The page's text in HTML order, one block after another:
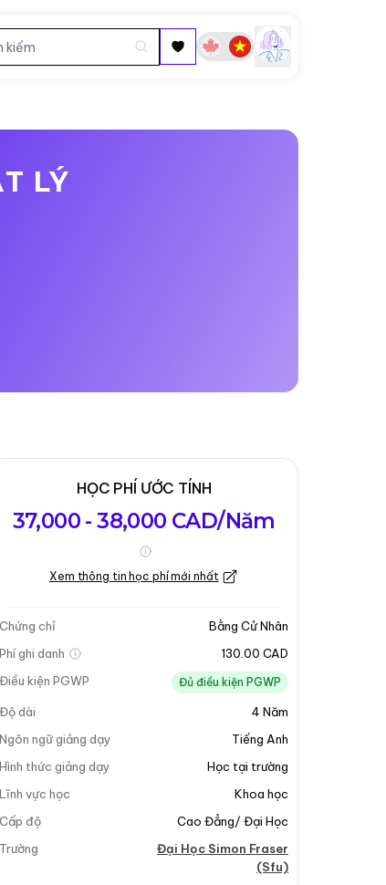
LÝ
HỌC PHÍ ƯỚC TÍNH
37,000 - 38,000 CAD/Năm
Xem thông tin học phí mới nhất
Chứng chỉ
Bằng Cử Nhân
Phí ghi danh
130.00 CAD
Điều kiện PGWP
Đủ điều kiện PGWP
Độ dài 4 Năm
Ngôn ngữ giảng dạy
Tiếng Anh
Hình thức giảng dạy
Học tại trường
Lĩnh vực học
Khoa học
Cấp độ
Cao Đẳng/ Đại Học
Trường
Đại Học Simon Fraser
(Sfu)